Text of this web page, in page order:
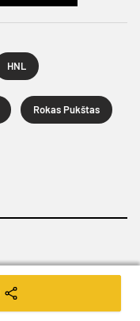
HNL
Rokas Pukštas